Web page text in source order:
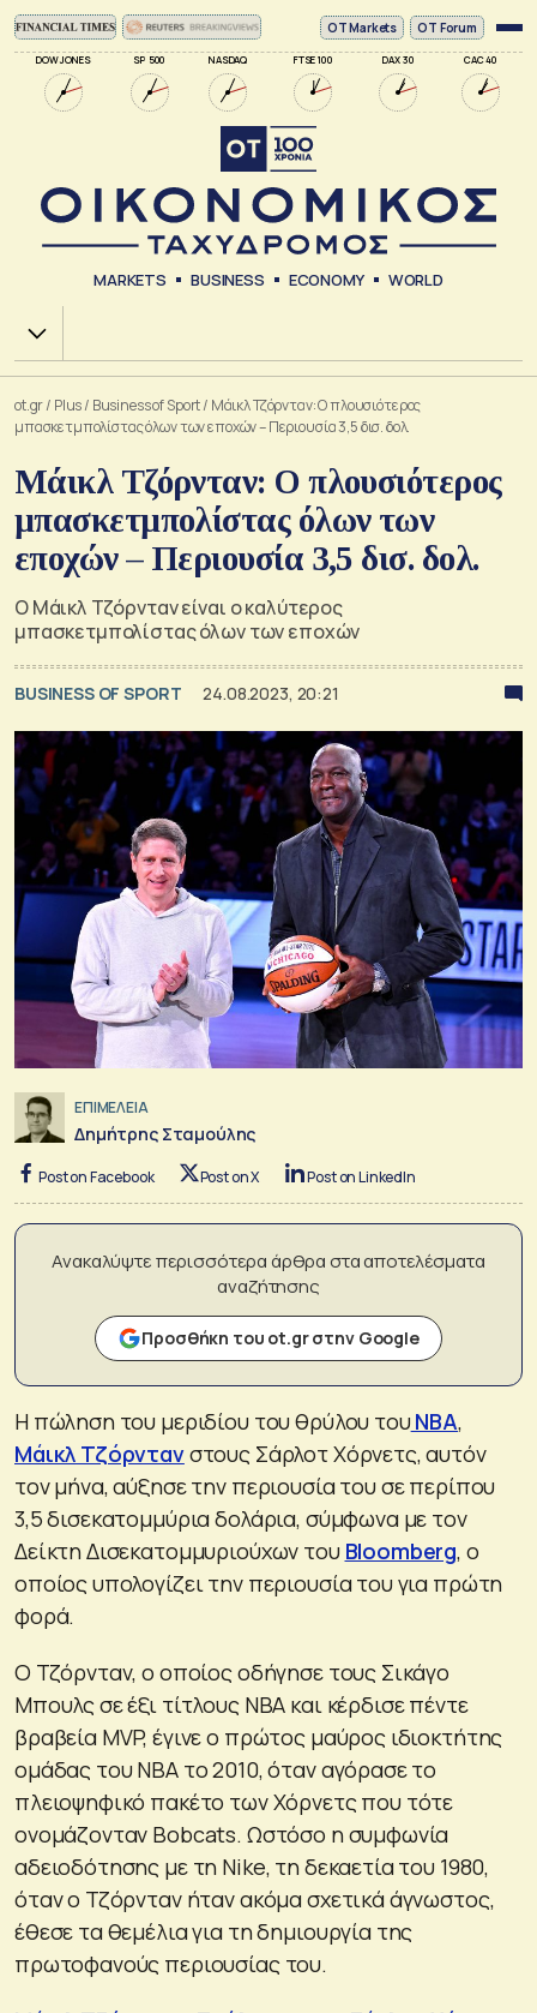
DOW JONES SP 500 NASDAQ FTSE 100 DAX 30 CAC 40
ΟΤ Markets OT Forum
MARKETS BUSINESS ECONOMY WORLD
Χ.Α.
ot.gr/ Plus/ Business of Sport/ Μάικλ Τζόρνταν: Ο πλουσιότερος
μπασκετμπολίστας όλων των εποχών – Περιουσία 3,5 δισ. δολ.
Μάικλ Τζόρνταν: Ο πλουσιότερος
μπασκετμπολίστας όλων των
εποχών – Περιουσία 3,5 δισ. δολ.
Ο Μάικλ Τζόρνταν είναι ο καλύτερος
μπασκετμπολίστας όλων των εποχών
BUSINESS OF SPORT 24.08.2023, 20:21
ΕΠΙΜΕΛΕΙΑ
Δημήτρης Σταμούλης
Post on Facebook Post on X Post on LinkedIn
Ανακαλύψτε περισσότερα άρθρα στα αποτελέσματα
αναζήτησης
Προσθήκη του ot.gr στην Google
Η πώληση του μεριδίου του θρύλου τουΝΒΑ,
Μάικλ Τζόρντανστους Σάρλοτ Χόρνετς, αυτόν
τον μήνα, αύξησε την περιουσία του σε περίπου
3,5 δισεκατομμύρια δολάρια, σύμφωνα με τον
Δείκτη Δισεκατομμυριούχων του Bloomberg, ο
οποίος υπολογίζει την περιουσία του για πρώτη
φορά.
Ο Τζόρνταν, ο οποίος οδήγησε τους Σικάγο
Μπουλς σε έξι τίτλους NBA και κέρδισε πέντε
βραβεία MVP, έγινε ο πρώτος μαύρος ιδιοκτήτης
ομάδας του ΝΒΑ το 2010, όταν αγόρασε το
πλειοψηφικό πακέτο των Xόρνετς που τότε
ονομάζονταν Bobcats. Ωστόσο η συμφωνία
αδειοδότησης με τη Nike, τη δεκαετία του 1980,
όταν ο Τζόρνταν ήταν ακόμα σχετικά άγνωστος,
έθεσε τα θεμέλια για τη δημιουργία της
πρωτοφανούς περιουσίας του.